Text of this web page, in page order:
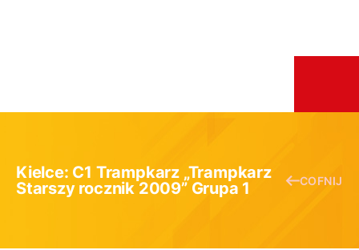
Kielce: C1 Trampkarz „Trampkarz
Starszy rocznik 2009” Grupa 1
COFNIJ